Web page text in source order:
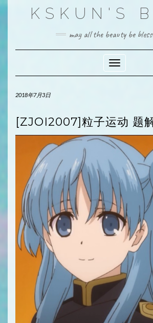
Skip
KSKUN'S
may all the beauty be
Toggle
2018年7月3日
[ZJOI2007]粒子运动 题